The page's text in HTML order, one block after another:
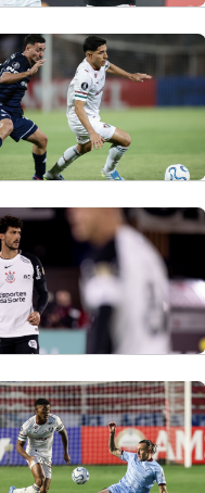
Sub-17
Sub-20